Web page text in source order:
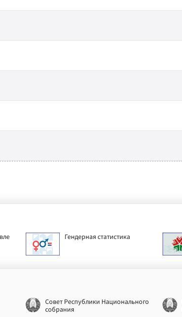
Гендерная статистика
Совет Республики Национального
собрания